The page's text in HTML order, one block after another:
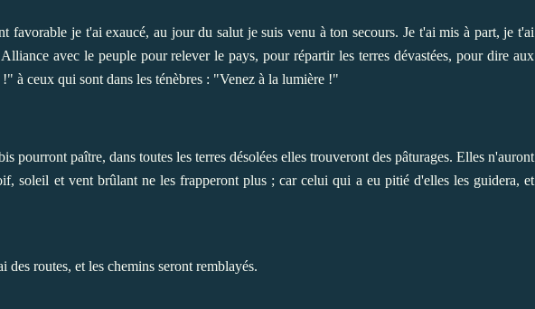
favorable je t'ai exaucé, au jour du salut je suis venu à ton secours. Je t'ai mis à part, je t'ai
avec le peuple pour relever le pays, pour répartir les terres dévastées, pour dire aux
à ceux qui sont dans les ténèbres : "Venez à la lumière !"
pourront paître, dans toutes les terres désolées elles trouveront des pâturages. Elles n'auront
soleil et vent brûlant ne les frapperont plus ; car celui qui a eu pitié d'elles les guidera, et
des routes, et les chemins seront remblayés.